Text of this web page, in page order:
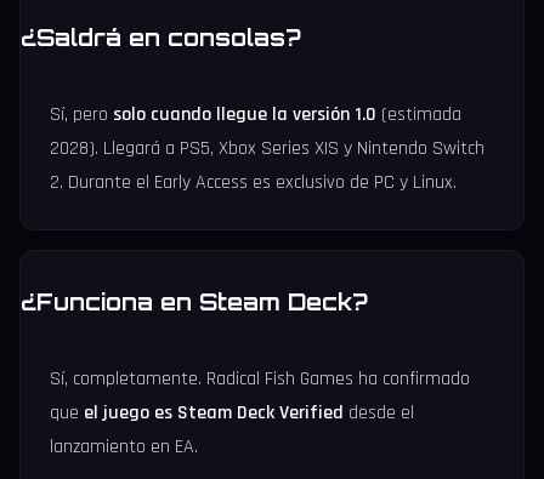
¿Saldrá en consolas?
Sí, pero solo cuando llegue la versión 1.0 (estimada
2028). Llegará a PS5, Xbox Series X|S y Nintendo Switch
2. Durante el Early Access es exclusivo de PC y Linux.
¿Funciona en Steam Deck?
Sí, completamente. Radical Fish Games ha confirmado
que el juego es Steam Deck Verified desde el
lanzamiento en EA.